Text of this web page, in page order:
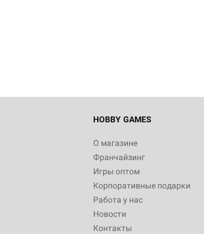
HOBBY GAMES
О магазине
Франчайзинг
Игры оптом
Корпоративные подарки
Работа у нас
Новости
Контакты
Белая смерть
12 990
Настольная игра Hobby
3 490